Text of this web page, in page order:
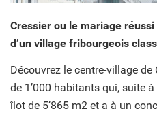
Cressier ou le mariage
d’un village fribourgeois
Découvrez le centre-village
de 1’000 habitants qui, suite
îlot de 5’865 m2 et a à un